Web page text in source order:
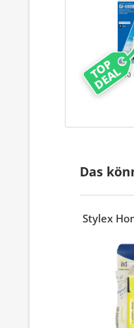
TOP
DEAL6000
Das
Stylex